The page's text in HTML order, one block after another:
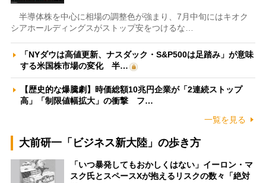
半導体株を中心に相場の調整色が強まり、7月中旬にはキオク
シアホールディングスがストップ安をつけるな…
「NYダウは高値更新、ナスダック・S&P500は足踏み」が意味
する米国株市場の変化 半…
【歴史的な爆騰劇】時価総額10兆円企業が「2連続ストップ
高」「制限値幅拡大」の衝撃 フ…
一覧を見る
大前研一「ビジネス新大陸」の歩き方
「いつ暴発してもおかしくはない」イーロン・マ
スク氏とスペースXが抱えるリスクの数々「絶対